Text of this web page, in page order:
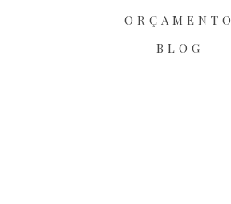
ORÇAMENTO
BLOG